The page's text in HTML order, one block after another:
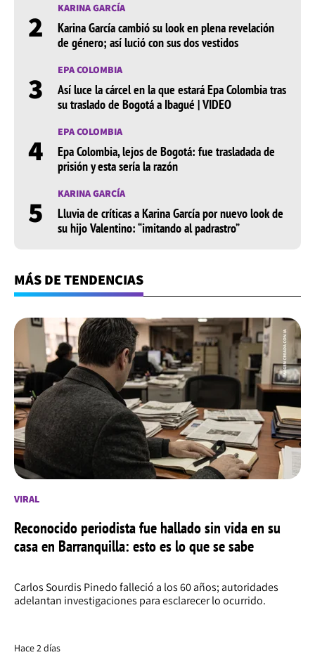
2 KARINA GARCÍA
Karina García cambió su look en plena revelación
de género; así lució con sus dos vestidos
3 EPA COLOMBIA
Así luce la cárcel en la que estará Epa Colombia tras
su traslado de Bogotá a Ibagué | VIDEO
4 EPA COLOMBIA
Epa Colombia, lejos de Bogotá: fue trasladada de
prisión y esta sería la razón
5 KARINA GARCÍA
Lluvia de críticas a Karina García por nuevo look de
su hijo Valentino: “imitando al padrastro”
MÁS DE TENDENCIAS
VIRAL
Reconocido periodista fue hallado sin vida en su
casa en Barranquilla: esto es lo que se sabe
Carlos Sourdis Pinedo falleció a los 60 años; autoridades
adelantan investigaciones para esclarecer lo ocurrido.
Hace 2 días